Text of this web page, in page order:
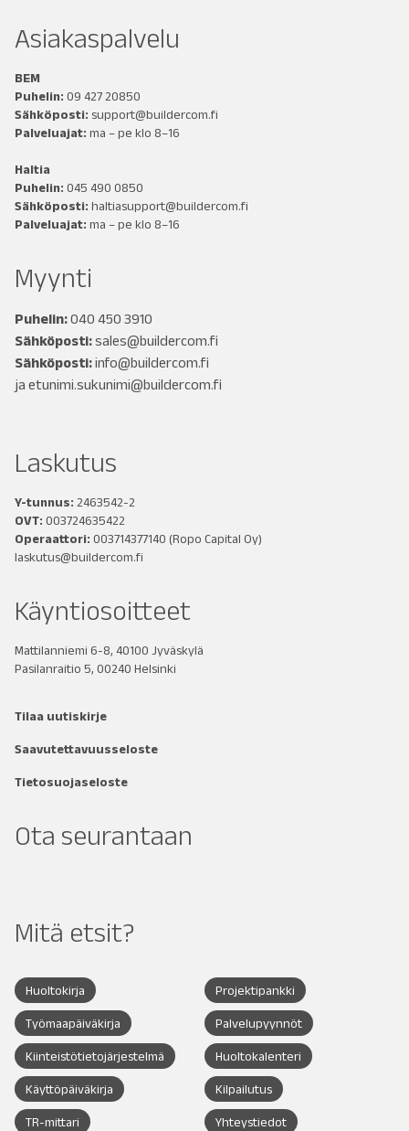
Asiakaspalvelu
BEM
Puhelin: 09 427 20850
Sähköposti: support@buildercom.fi
Palveluajat: ma – pe klo 8–16
Haltia
Puhelin: 045 490 0850
Sähköposti: haltiasupport@buildercom.fi
Palveluajat: ma – pe klo 8–16
Myynti
Puhelin:040 450 3910
Sähköposti:sales@buildercom.fi
Sähköposti:info@buildercom.fi
ja etunimi.sukunimi@buildercom.fi
Laskutus
Y-tunnus: 2463542-2
OVT: 003724635422
Operaattori: 003714377140 (Ropo Capital Oy)
laskutus@buildercom.fi
Käyntiosoitteet
Mattilanniemi 6-8, 40100 Jyväskylä
Pasilanraitio 5, 00240 Helsinki
Tilaa uutiskirje
Saavutettavuusseloste
Tietosuojaseloste
Ota seurantaan
Mitä etsit?
Huoltokirja Projektipankki
Työmaapäiväkirja Palvelupyynnöt
Kiinteistötietojärjestelmä Huoltokalenteri
Käyttöpäiväkirja Kilpailutus
TR-mittari Yhteystiedot